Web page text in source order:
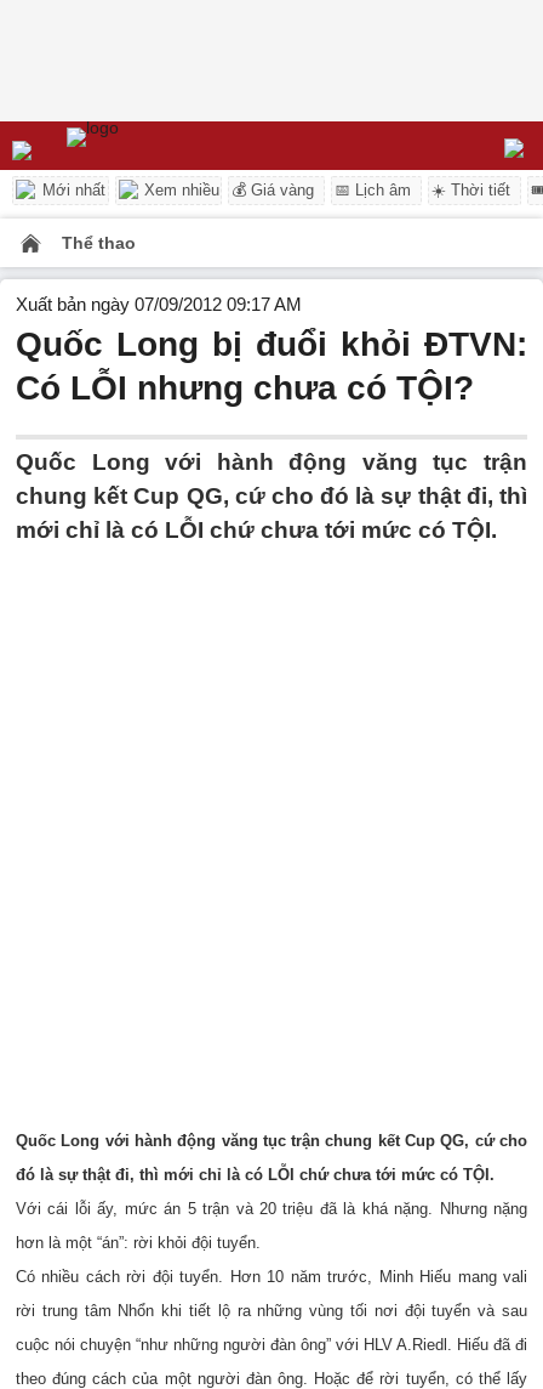
Mới nhất Xem nhiều 💰 Giá vàng 📅 Lịch âm ☀️ Thời tiết
Thể thao
Xuất bản ngày 07/09/2012 09:17 AM
Quốc Long bị đuổi khỏi ĐTVN:
Có LỖI nhưng chưa có TỘI?
Quốc Long với hành động văng tục trận
chung kết Cup QG, cứ cho đó là sự thật đi, thì
mới chỉ là có LỖI chứ chưa tới mức có TỘI.
Quốc Long với hành động văng tục trận chung kết Cup QG, cứ cho
đó là sự thật đi, thì mới chỉ là có LỖI chứ chưa tới mức có TỘI.
Với cái lỗi ấy, mức án 5 trận và 20 triệu đã là khá nặng. Nhưng nặng
hơn là một “án”: rời khỏi đội tuyển.
Có nhiều cách rời đội tuyển. Hơn 10 năm trước, Minh Hiếu mang vali
rời trung tâm Nhổn khi tiết lộ ra những vùng tối nơi đội tuyển và sau
cuộc nói chuyện “như những người đàn ông” với HLV A.Riedl. Hiếu đã đi
theo đúng cách của một người đàn ông. Hoặc để rời tuyển, có thể lấy